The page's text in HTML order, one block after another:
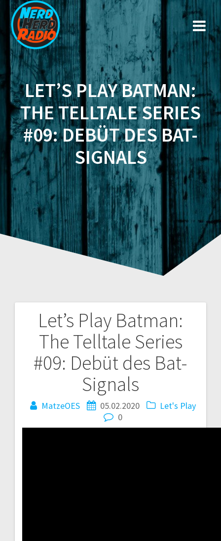
Zum
Inhalt
springen
LET’S PLAY BATMAN:
THE TELLTALE SERIES
#09: DEBÜT DES BAT-
SIGNALS
Let’s Play Batman:
The Telltale Series
#09: Debüt des Bat-
Signals
MatzeOES 05.02.2020
Let's Play
0
Beitragsnavigation